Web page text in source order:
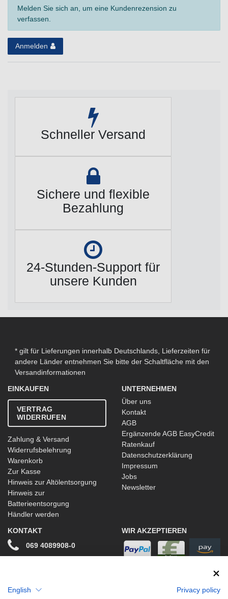
Melden Sie sich an, um eine Kundenrezension zu
verfassen.
Anmelden
Schneller Versand
Sichere und flexible
Bezahlung
24-Stunden-Support für
unsere Kunden
* gilt für Lieferungen innerhalb Deutschlands, Lieferzeiten für
andere Länder entnehmen Sie bitte der Schaltfläche mit den
Versandinformationen
EINKAUFEN
VERTRAG
WIDERRUFEN
Zahlung & Versand
Widerrufsbelehrung
Warenkorb
Zur Kasse
Hinweis zur Altölentsorgung
Hinweis zur
Batterieentsorgung
Händler werden
UNTERNEHMEN
Über uns
Kontakt
AGB
Ergänzende AGB EasyCredit
Ratenkauf
Datenschutzerklärung
Impressum
Jobs
Newsletter
KONTAKT
069 4089908-0
WIR AKZEPTIEREN
English
Privacy policy